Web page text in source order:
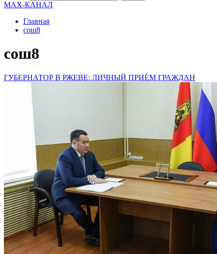
MAX-КАНАЛ
Главная
сош8
сош8
ГУБЕРНАТОР В РЖЕВЕ: ЛИЧНЫЙ ПРИЁМ ГРАЖДАН